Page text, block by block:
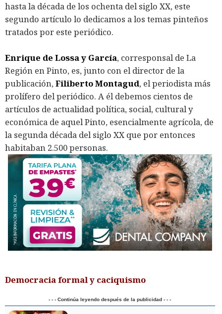
hasta la década de los ochenta del siglo XX, este
segundo artículo lo dedicamos a los temas pinteños
tratados por este periódico.
Enrique de Lossa y García, corresponsal de La
Región en Pinto, es, junto con el director de la
publicación,Filiberto Montagud, el periodista más
prolífero del periódico. A él debemos cientos de
artículos de actualidad política, social, cultural y
económica de aquel Pinto, esencialmente agrícola, de
la segunda década del siglo XX que por entonces
habitaban 2.500 personas.
Democracia formal y caciquismo
- - - Continúa leyendo después de la publicidad - - -